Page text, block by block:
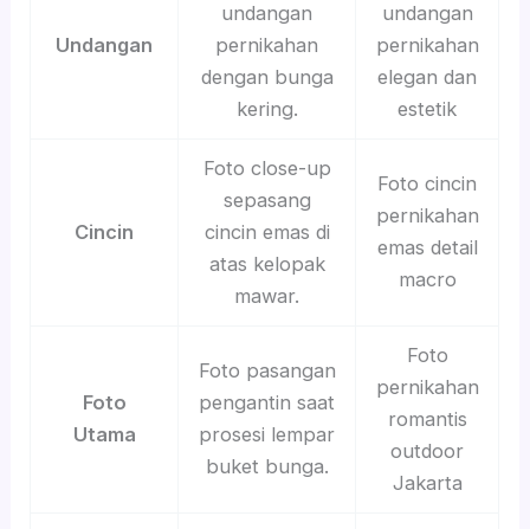
Undangan
undangan
pernikahan
dengan bunga
kering.
undangan
pernikahan
elegan dan
estetik
Cincin
Foto close-up
sepasang
cincin emas di
atas kelopak
mawar.
Foto cincin
pernikahan
emas detail
macro
Foto
Utama
Foto pasangan
pengantin saat
prosesi lempar
buket bunga.
Foto
pernikahan
romantis
outdoor
Jakarta